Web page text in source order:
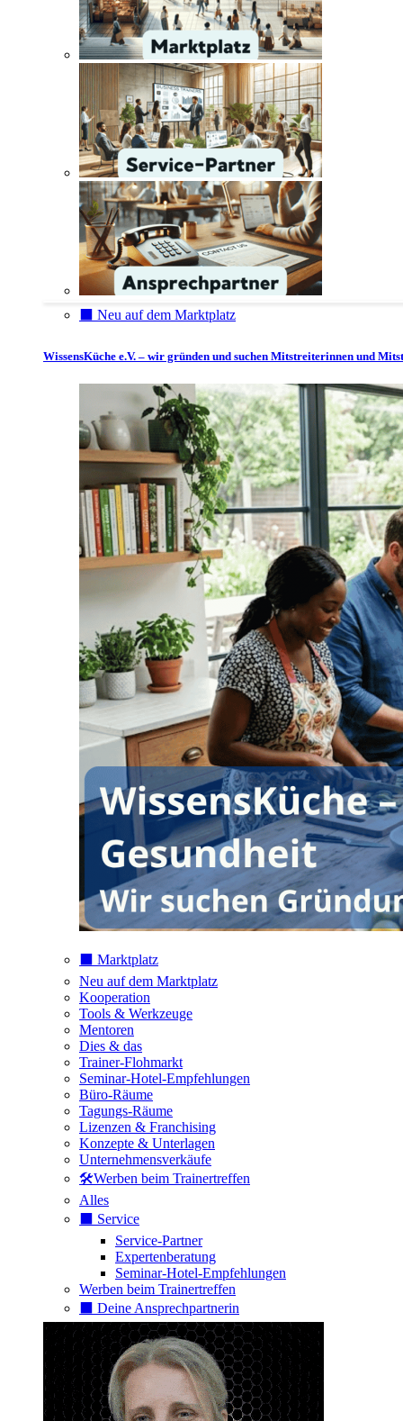
⬛️ Neu auf dem Marktplatz
WissensKüche e.V. – wir gründen und suchen Mitstreiterinnen und
⬛️ Marktplatz
Neu auf dem Marktplatz
Kooperation
Tools & Werkzeuge
Mentoren
Dies & das
Trainer-Flohmarkt
Seminar-Hotel-Empfehlungen
Büro-Räume
Tagungs-Räume
Lizenzen & Franchising
Konzepte & Unterlagen
Unternehmensverkäufe
🛠️Werben beim Trainertreffen
Alles
⬛️ Service
Service-Partner
Expertenberatung
Seminar-Hotel-Empfehlungen
Werben beim Trainertreffen
⬛️ Deine Ansprechpartnerin